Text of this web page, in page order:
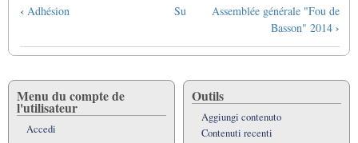
Link
attraversamento
del
book
per
Conpte
Rendu
‹ Adhésion Su
Assemblée générale "Fou de
Basson" 2014 ›
Menu du compte de
l'utilisateur
Accedi
Outils
Aggiungi contenuto
Contenuti recenti